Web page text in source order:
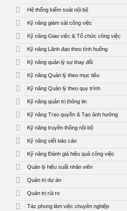
Hệ thống kiểm soát nội bộ
Kỹ năng giám sát công việc
Kỹ năng Giao việc & Tổ chức công việc
Kỹ năng Lãnh đạo theo tình huống
Kỹ năng quản lý sự thay đổi
Kỹ năng Quản lý theo mục tiêu
Kỹ năng Quản lý theo quy trình
Kỹ năng quản trị thông tin
Kỹ năng Trao quyền & Tạo ảnh hưởng
Kỹ năng truyền thông nội bộ
Kỹ năng viết báo cáo
Kỹ năng Đánh giá hiệu quả công việc
Quản lý hiệu suất nhân viên
Quản trị dự án
Quản trị rủi ro
Tác phong làm việc chuyên nghiệp